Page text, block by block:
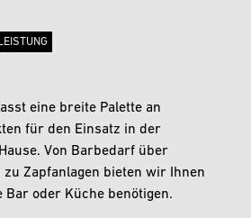
eine breite Palette an
für den Einsatz in der
Von Barbedarf über
Zapfanlagen bieten wir Ihnen
Bar oder Küche benötigen.